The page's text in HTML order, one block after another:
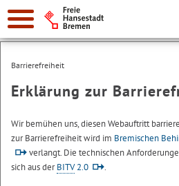
Suche:
Barrierefreiheit
Erklärung zur
Wir bemühen uns, diesen Webauftritt
zur Barrierefreiheit wird im Bremischen
verlangt. Die technischen
sich aus derBITV2.0
.